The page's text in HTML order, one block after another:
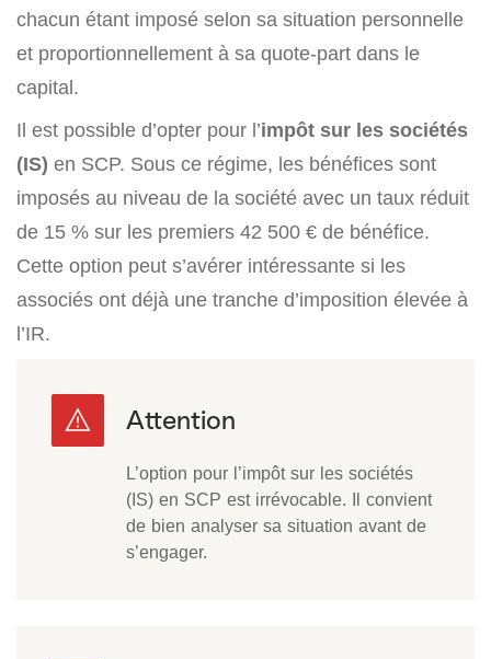
chacun étant imposé selon sa situation personnelle
et proportionnellement à sa quote-part dans le
capital.
Il est possible d’opter pour l’impôt sur les sociétés
(IS) en SCP. Sous ce régime, les bénéfices sont
imposés au niveau de la société avec un taux réduit
de 15 % sur les premiers 42 500 € de bénéfice.
Cette option peut s’avérer intéressante si les
associés ont déjà une tranche d’imposition élevée à
l’IR.
L’option pour l’impôt sur les sociétés
(IS) en SCP est irrévocable. Il convient
de bien analyser sa situation avant de
s’engager.